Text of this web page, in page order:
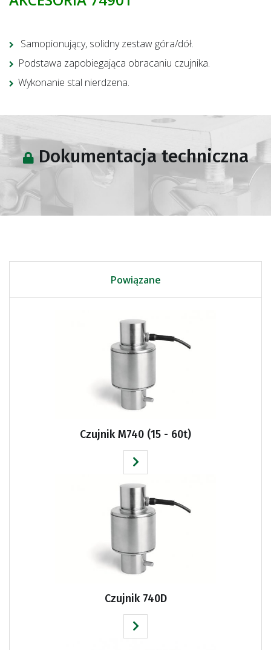
Samopionujący, solidny zestaw góra/dół.
Podstawa zapobiegająca obracaniu czujnika.
Wykonanie stal nierdzena.
Dokumentacja techniczna
Powiązane
Czujnik M740 (15 - 60t)
Czujnik 740D